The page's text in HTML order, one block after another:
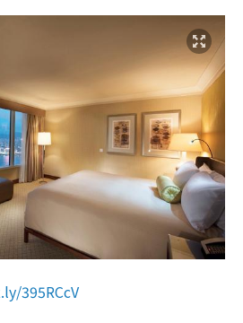
395RCcV